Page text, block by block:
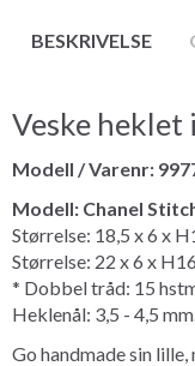
BESKRIVELSE
Veske heklet i
Modell / Varenr:
Modell: Chanel
Størrelse: 18,5 x 6 x
Størrelse: 22 x 6 x
* Dobbel tråd: 15
Heklenål: 3,5 - 4,5 mm.
Go handmade sin